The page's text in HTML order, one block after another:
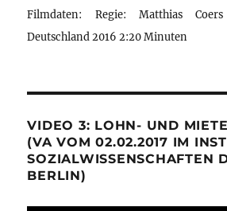
Filmdaten: Regie: Matthias
Deutschland 2016 2:20 Minuten
VIDEO 3: LOHN- UND
(VA VOM 02.02.2017 IM
SOZIALWISSENSCHAFTEN
BERLIN)